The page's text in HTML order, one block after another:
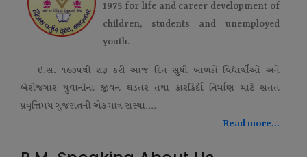
1975 for life and career development of
children, students and unemployed
youth.
ઇ.સ. ૧૯૭૫થી શરૂ કરી આજ દિન સુધી બાળકો વિદ્યાર્થીઓ અને
બેરોજગાર યુવાનોના જીવન ઘડતર તથા કારકિર્દી નિર્માણ માટે સતત
પ્રવૃત્તિમય ગુજરાતની એક માત્ર સંસ્થા....
Read more...